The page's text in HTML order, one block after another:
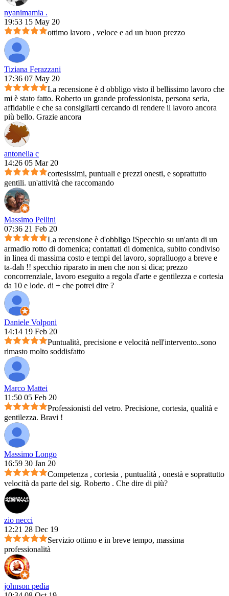
nyanimamia .
19:53 15 May 20
ottimo lavoro , veloce e ad un buon prezzo
Tiziana Ferazzani
17:36 07 May 20
La recensione è d obbligo visto il bellissimo lavoro che
mi è stato fatto. Roberto un grande professionista, persona seria,
affidabile e che sa consigliarti cercando di rendere il lavoro ancora
più bello. Grazie ancora
antonella c
14:26 05 Mar 20
cortesissimi, puntuali e prezzi onesti, e soprattutto
gentili. un'attività che raccomando
Massimo Pellini
07:36 21 Feb 20
La recensione è d'obbligo !Specchio su un'anta di un
armadio rotto di domenica; contattati di domenica, subito condiviso
in linea di massima costo e tempi del lavoro, sopralluogo a breve e
ta-dah !! specchio riparato in men che non si dica; prezzo
concorrenziale, lavoro eseguito a regola d'arte e gentilezza e cortesia
da 10 e lode. di + che potrei dire ?
Daniele Volponi
14:14 19 Feb 20
Puntualità, precisione e velocità nell'intervento..sono
rimasto molto soddisfatto
Marco Mattei
11:50 05 Feb 20
Professionisti del vetro. Precisione, cortesia, qualità e
gentilezza. Bravi !
Massimo Longo
16:59 30 Jan 20
Competenza , cortesia , puntualità , onestà e soprattutto
velocità da parte del sig. Roberto . Che dire di più?
zio necci
12:21 28 Dec 19
Servizio ottimo e in breve tempo, massima
professionalità
johnson pedia